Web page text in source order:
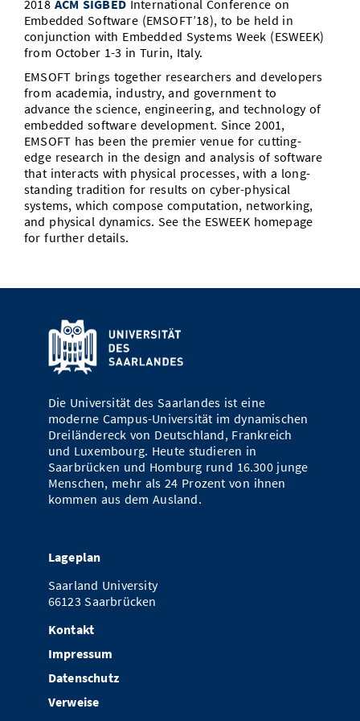
Vom Studium in den Beruf
Study Scheduler
Bibliothek
Open Science/Open Access
Start-ups
IT-Themenabend
Ranking
Zahlen & Fakten
Preise, Auszeichnungen und Förderungen
SIC Merchandise
SIC Podcast
Anfahrt
Termine, Vorträge und Veranstaltungen
Alumni
2018 ACM SIGBED International Conference on
Embedded Software (EMSOFT’18), to be held in
conjunction with Embedded Systems Week (ESWEEK)
from October 1-3 in Turin, Italy.
EMSOFT brings together researchers and developers
from academia, industry, and government to
advance the science, engineering, and technology of
embedded software development. Since 2001,
EMSOFT has been the premier venue for cutting-
edge research in the design and analysis of software
that interacts with physical processes, with a long-
standing tradition for results on cyber-physical
systems, which compose computation, networking,
and physical dynamics. See the ESWEEK homepage
for further details.
Die Universität des Saarlandes ist eine
moderne Campus-Universität im dynamischen
Dreiländereck von Deutschland, Frankreich
und Luxembourg. Heute studieren in
Saarbrücken und Homburg rund 16.300 junge
Menschen, mehr als 24 Prozent von ihnen
kommen aus dem Ausland.
Lageplan
Saarland University
66123 Saarbrücken
Kontakt
Impressum
Datenschutz
Verweise